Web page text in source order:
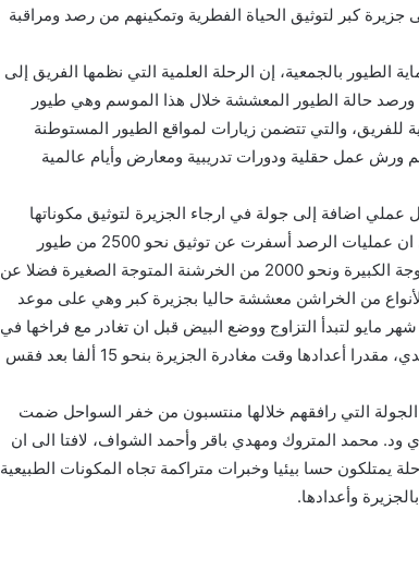
جزيرة كبر لتوثيق الحياة الفطرية وتمكينهم من رصد ومراقبة
بالجمعية، إن الرحلة العلمية التي نظمها الفريق إلى
حالة الطيور المعششة خلال هذا الموسم وهي طيور
للفريق، والتي تتضمن زيارات لمواقع الطيور المستوطنة
ورش عمل حقلية ودورات تدريبية ومعارض وأيام عالمية
اضافة إلى جولة في ارجاء الجزيرة لتوثيق مكوناتها
الطبيعية كعوامل مساعدة لتعشيش الطيور، مشيرا الى ان عمليات الرصد أسفرت عن توثيق نحو 2500 من طيور
الخرشنة بيضاء الخد ونحو 100 من طيور الخرشنة المتوجة الكبيرة ونحو 2000 من الخرشنة المتوجة الصغيرة فضلا عن
الأنواع من الخراشن معششة حاليا بجزيرة كبر وهي على موعد
لتبدأ التزاوج ووضع البيض قبل ان تغادر مع فراخها في
شهر أغسطس مهاجرة باتجاه الجنوب نحو المحيط الهندي، مقدرا أعدادها وقت مغادرة الجزيرة بنحو 15 ألفا بعد فقس
التي رافقهم خلالها منتسبون من خفر السواحل ضمت
محمد المتروك ومهدي باقر وأحمد الشواف، لافتا الى ان
يمتلكون حسا بيئيا وخبرات متراكمة تجاه المكونات الطبيعية
وأعدادها.